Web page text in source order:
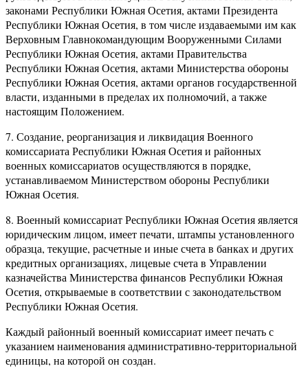
законами Республики Южная Осетия, актами Президента
Республики Южная Осетия, в том числе издаваемыми им как
Верховным Главнокомандующим Вооруженными Силами
Республики Южная Осетия, актами Правительства
Республики Южная Осетия, актами Министерства обороны
Республики Южная Осетия, актами органов государственной
власти, изданными в пределах их полномочий, а также
настоящим Положением.
7. Создание, реорганизация и ликвидация Военного
комиссариата Республики Южная Осетия и районных
военных комиссариатов осуществляются в порядке,
устанавливаемом Министерством обороны Республики
Южная Осетия.
8. Военный комиссариат Республики Южная Осетия является
юридическим лицом, имеет печати, штампы установленного
образца, текущие, расчетные и иные счета в банках и других
кредитных организациях, лицевые счета в Управлении
казначейства Министерства финансов Республики Южная
Осетия, открываемые в соответствии с законодательством
Республики Южная Осетия.
Каждый районный военный комиссариат имеет печать с
указанием наименования административно-территориальной
единицы, на которой он создан.